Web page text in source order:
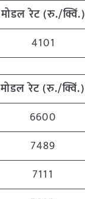
मोडल रेट (रु./क्विं.)
4101
मोडल रेट (रु./क्विं.)
6600
7489
7111